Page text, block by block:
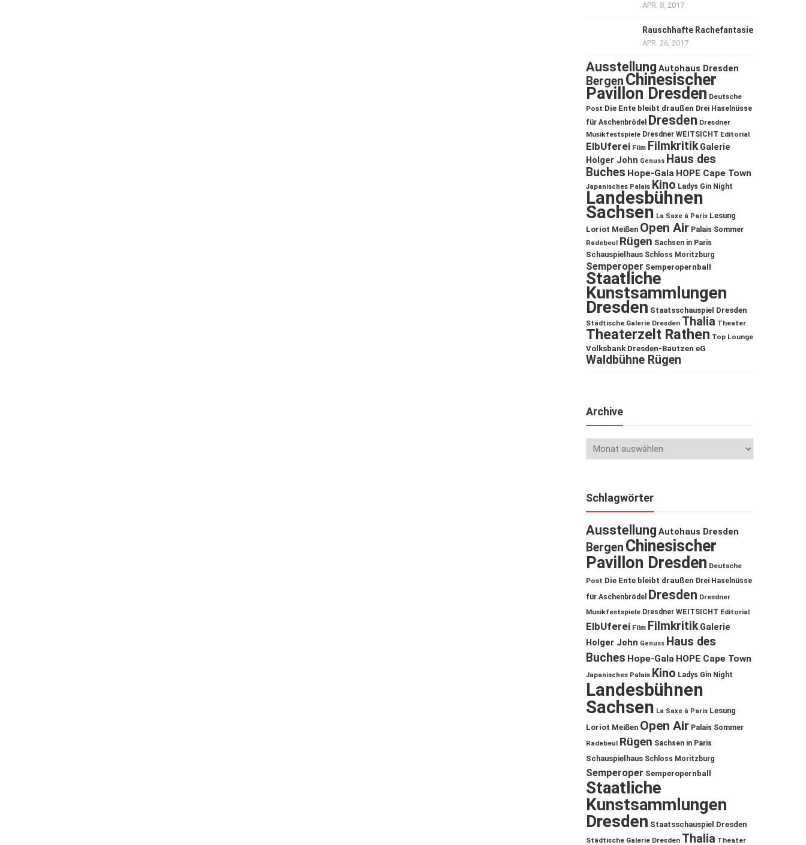
APR. 8, 2017
Rauschhafte Rachefantasie
APR. 26, 2017
Ausstellung Autohaus Dresden
Bergen Chinesischer
Pavillon Dresden Deutsche
Post Die Ente bleibt draußen Drei Haselnüsse
für Aschenbrödel
Dresden Dresdner
Musikfestspiele Dresdner WEITSICHT Editorial
ElbUferei Film Filmkritik Galerie
Holger John Genuss Haus des
Buches Hope-Gala HOPE Cape Town
Japanisches Palais Kino Ladys Gin Night
Landesbühnen
Sachsen La Saxe à Paris Lesung
Loriot Meißen Open Air Palais Sommer
Radebeul Rügen Sachsen in Paris
Schauspielhaus Schloss Moritzburg
Semperoper Semperopernball
Staatliche
Kunstsammlungen
Dresden Staatsschauspiel Dresden
Städtische Galerie Dresden Thalia Theater
Theaterzelt Rathen Top Lounge
Volksbank Dresden-Bautzen eG
Waldbühne Rügen
Archive
Schlagwörter
Ausstellung Autohaus Dresden
Bergen Chinesischer
Pavillon Dresden Deutsche
Post Die Ente bleibt draußen Drei Haselnüsse
für Aschenbrödel
Dresden Dresdner
Musikfestspiele Dresdner WEITSICHT Editorial
ElbUferei Film Filmkritik Galerie
Holger John Genuss Haus des
Buches Hope-Gala HOPE Cape Town
Japanisches Palais Kino Ladys Gin Night
Landesbühnen
Sachsen La Saxe à Paris Lesung
Loriot Meißen Open Air Palais Sommer
Radebeul Rügen Sachsen in Paris
Schauspielhaus Schloss Moritzburg
Semperoper Semperopernball
Staatliche
Kunstsammlungen
Dresden Staatsschauspiel Dresden
Städtische Galerie Dresden Thalia Theater